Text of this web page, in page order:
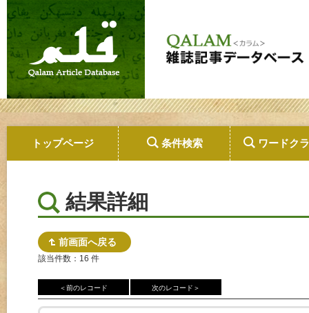
トップページ 条件検索 ワードク
結果詳細
前画面へ戻る
該当件数：16 件
＜前のレコード 次のレコード＞